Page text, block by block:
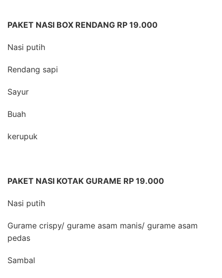
PAKET NASI BOX RENDANG RP 19.000
Nasi putih
Rendang sapi
Sayur
Buah
kerupuk
PAKET NASI KOTAK GURAME RP 19.000
Nasi putih
Gurame crispy/ gurame asam manis/ gurame asam
pedas
Sambal